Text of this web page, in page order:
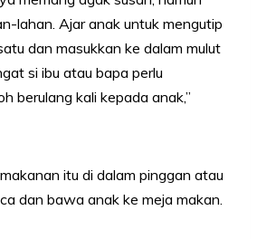
lahan. Ajar anak untuk mengutip
dan masukkan ke dalam mulut
si ibu atau bapa perlu
berulang kali kepada anak,”
itu di dalam pinggan atau
dan bawa anak ke meja makan.